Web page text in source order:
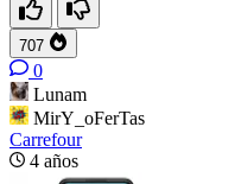
707
0
Lunam
MirY_oFerTas
Carrefour
4 años